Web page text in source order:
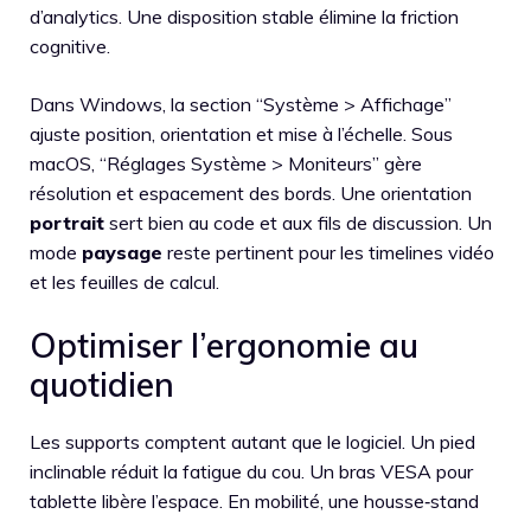
d’analytics. Une disposition stable élimine la friction
cognitive.
Dans Windows, la section “Système > Affichage”
ajuste position, orientation et mise à l’échelle. Sous
macOS, “Réglages Système > Moniteurs” gère
résolution et espacement des bords. Une orientation
portrait sert bien au code et aux fils de discussion. Un
mode paysage reste pertinent pour les timelines vidéo
et les feuilles de calcul.
Optimiser l’ergonomie au
quotidien
Les supports comptent autant que le logiciel. Un pied
inclinable réduit la fatigue du cou. Un bras VESA pour
tablette libère l’espace. En mobilité, une housse‑stand